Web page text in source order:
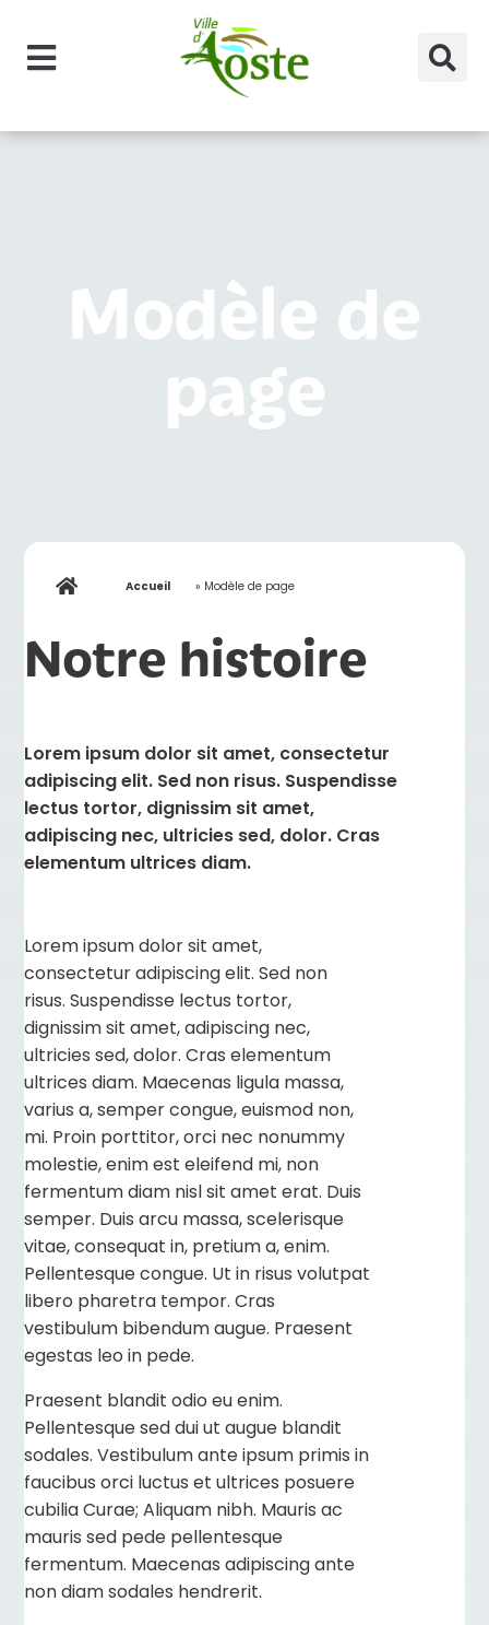
Modèle de
page
Accueil » Modèle de page
Notre histoire
Lorem ipsum dolor sit amet, consectetur
adipiscing elit. Sed non risus. Suspendisse
lectus tortor, dignissim sit amet,
adipiscing nec, ultricies sed, dolor. Cras
elementum ultrices diam.
Lorem ipsum dolor sit amet,
consectetur adipiscing elit. Sed non
risus. Suspendisse lectus tortor,
dignissim sit amet, adipiscing nec,
ultricies sed, dolor. Cras elementum
ultrices diam. Maecenas ligula massa,
varius a, semper congue, euismod non,
mi. Proin porttitor, orci nec nonummy
molestie, enim est eleifend mi, non
fermentum diam nisl sit amet erat. Duis
semper. Duis arcu massa, scelerisque
vitae, consequat in, pretium a, enim.
Pellentesque congue. Ut in risus volutpat
libero pharetra tempor. Cras
vestibulum bibendum augue. Praesent
egestas leo in pede.
Praesent blandit odio eu enim.
Pellentesque sed dui ut augue blandit
sodales. Vestibulum ante ipsum primis in
faucibus orci luctus et ultrices posuere
cubilia Curae; Aliquam nibh. Mauris ac
mauris sed pede pellentesque
fermentum. Maecenas adipiscing ante
non diam sodales hendrerit.